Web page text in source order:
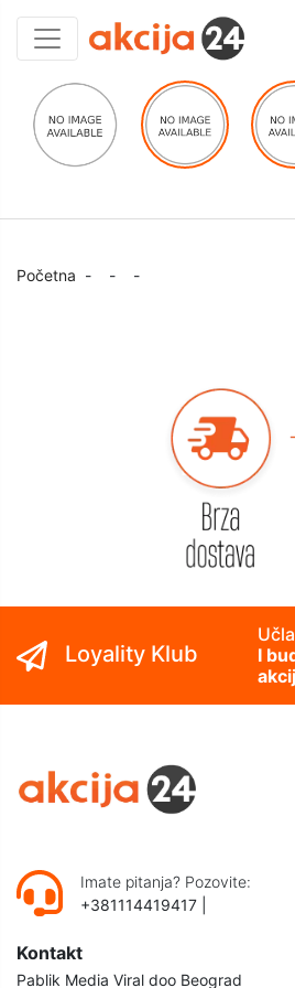
Početna - - -
Loyality Klub
I
Imate pitanja? Pozovite:
+381114419417
Kontakt
Pablik Media Viral doo Beograd